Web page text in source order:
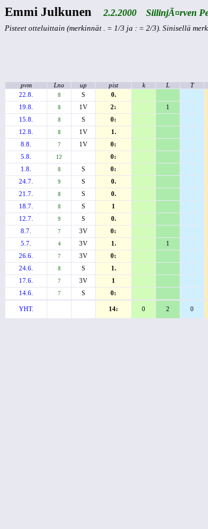
Emmi Julkunen2.2.2000 SiilinjÃ¤rven
Pisteet otteluittain (merkinnät . = 1/3 ja : = 2/3). Sinisellä
pvm Lno up pist k L T
22.8.
8 S 0.
19.8.
8 1V 2: 1
15.8.
8 S 0:
12.8.
8 1V 1.
8.8.
7 1V 0:
5.8.
12 0:
1.8.
8 S 0:
24.7.
9 S 0.
21.7.
8 S 0.
18.7.
8 S 1
12.7.
9 S 0.
8.7.
7 3V 0:
5.7.
4 3V 1. 1
26.6.
7 3V 0:
24.6.
8 S 1.
17.6.
7 3V 1
14.6.
7 S 0:
YHT. 14: 0 2 0